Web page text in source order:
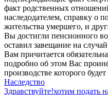
факт родственных
наследодателем, справку о
жительства умершего, и
Вы достигли пенсионного
оставил завещание на
Вам причитается
подробно об этом Вас
производстве которого
Наследство
Здравствуйте!хотим подать